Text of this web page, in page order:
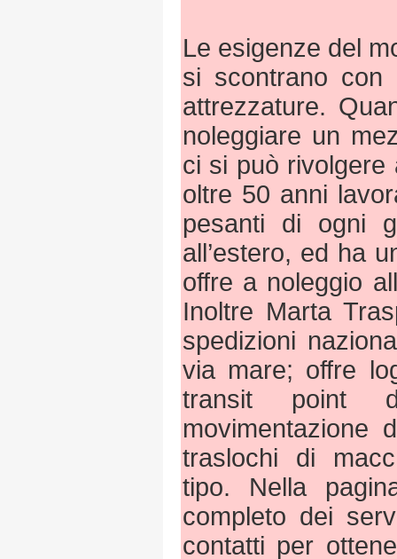
Le esigenze del
si scontrano
attrezzature.
noleggiare un
ci si può rivolgere
oltre 50 anni
pesanti di ogni
all’estero, ed ha
offre a noleggio
Inoltre Marta
spedizioni
via mare; offre
transit point
movimentazione
traslochi di
tipo. Nella
completo dei
contatti per